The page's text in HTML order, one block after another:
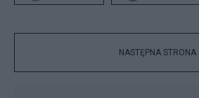
NASTĘPNA STRONA